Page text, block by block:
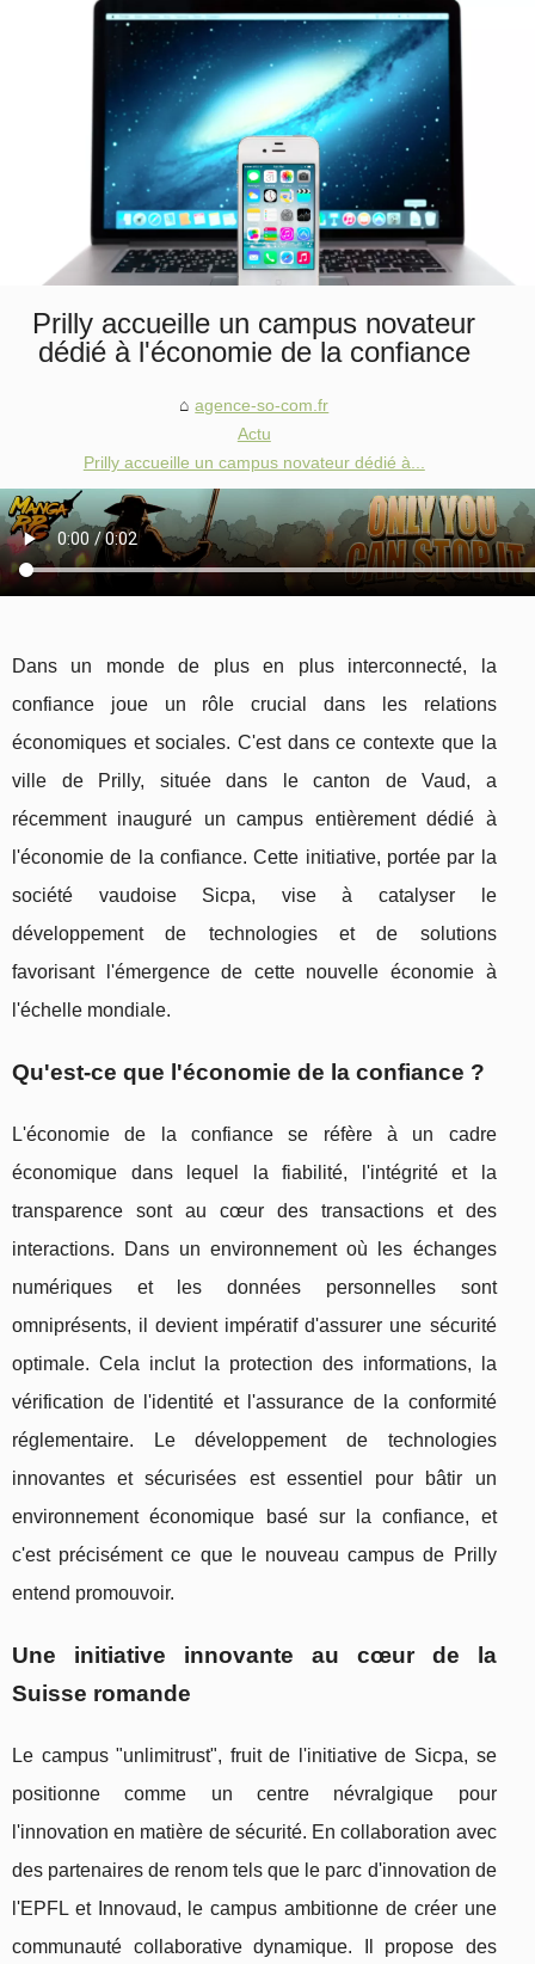
Prilly accueille un campus novateur
dédié à l'économie de la confiance
agence-so-com.fr
Actu
Prilly accueille un campus novateur dédié à...
Dans un monde de plus en plus interconnecté, la
confiance joue un rôle crucial dans les relations
économiques et sociales. C'est dans ce contexte que la
ville de Prilly, située dans le canton de Vaud, a
récemment inauguré un campus entièrement dédié à
l'économie de la confiance. Cette initiative, portée par la
société vaudoise Sicpa, vise à catalyser le
développement de technologies et de solutions
favorisant l'émergence de cette nouvelle économie à
l'échelle mondiale.
Qu'est-ce que l'économie de la confiance ?
L'économie de la confiance se réfère à un cadre
économique dans lequel la fiabilité, l'intégrité et la
transparence sont au cœur des transactions et des
interactions. Dans un environnement où les échanges
numériques et les données personnelles sont
omniprésents, il devient impératif d'assurer une sécurité
optimale. Cela inclut la protection des informations, la
vérification de l'identité et l'assurance de la conformité
réglementaire. Le développement de technologies
innovantes et sécurisées est essentiel pour bâtir un
environnement économique basé sur la confiance, et
c'est précisément ce que le nouveau campus de Prilly
entend promouvoir.
Une initiative innovante au cœur de la
Suisse romande
Le campus "unlimitrust", fruit de l'initiative de Sicpa, se
positionne comme un centre névralgique pour
l'innovation en matière de sécurité. En collaboration avec
des partenaires de renom tels que le parc d'innovation de
l'EPFL et Innovaud, le campus ambitionne de créer une
communauté collaborative dynamique. Il propose des